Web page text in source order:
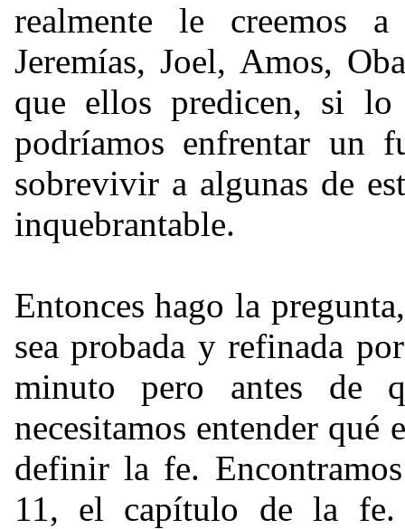
realmente le creemos
Jeremías, Joel, Amos,
que ellos predicen, si lo
podríamos enfrentar un
sobrevivir a algunas de
inquebrantable.
Entonces hago la
sea probada y refinada
minuto pero antes de
necesitamos entender qué
definir la fe.
11, el capítulo de la